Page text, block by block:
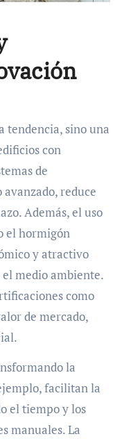
tendencia, sino una
con
de
reduce
Además, el uso
el hormigón
y atractivo
medio ambiente.
como
de mercado,
la
facilitan la
el tiempo y los
manuales. La